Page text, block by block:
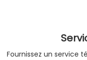
Fournissez un service